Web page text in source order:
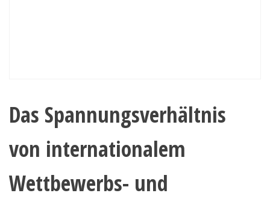
Das Spannungsverhältnis
von internationalem
Wettbewerbs- und